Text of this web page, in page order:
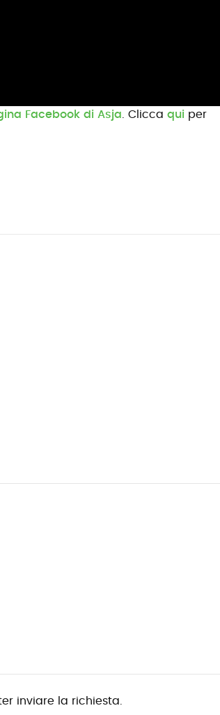
Facebook di Asja. Clicca qui per
inviare la richiesta.